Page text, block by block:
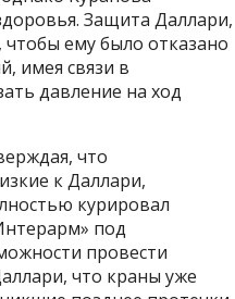
Защита Даллари,
ему было отказано
имея связи в
давление на ход
что
к Даллари,
курировал
под
провести
что краны уже